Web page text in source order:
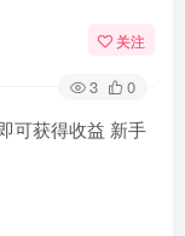
关注
3 0
可获得收益 新手